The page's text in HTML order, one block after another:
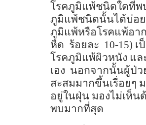
โรคภูมิแพ้ชนิดใดที่พ
ภูมิแพ้ชนิดนั้นได้บ่อ
ภูมิแพ้หรือโรคแพ้อา
หืด ร้อยละ 10-15) เ
โรคภูมิแพ้ผิวหนัง แล
เอง นอกจากนั้นผู้ป่ว
สะสมมากขึ้นเรื่อยๆ
อยู่ในฝุ่น มองไม่เห็น
พบมากที่สุด